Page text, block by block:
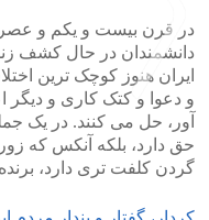
در قرن بیست و یکم و عصر
دانشمندان در حال کشف
ایران هنوز کوچک ترین
و دعوا و کتک کاری و
آور، حل می کنند. در یک
حق دارد، بلکه آنکس که
گردن کلفت تری دارد،
<